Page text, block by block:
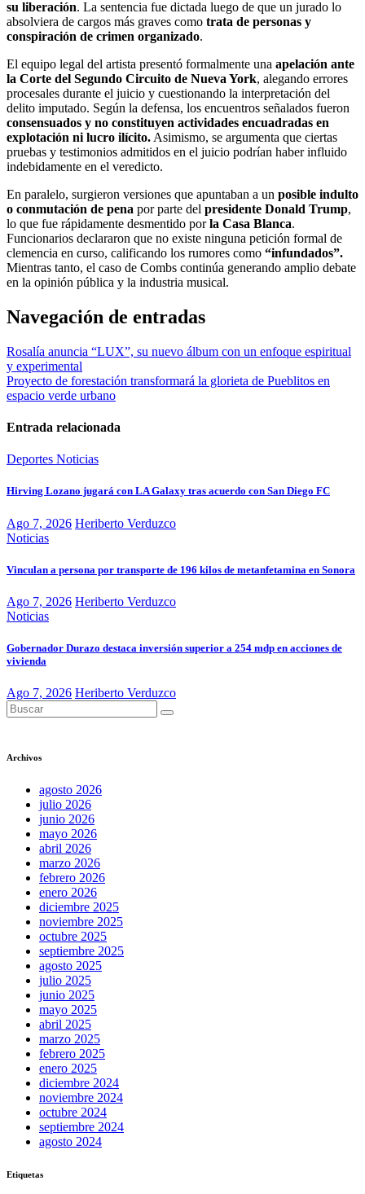
su liberación. La sentencia fue dictada luego de que un jurado lo
absolviera de cargos más graves como trata de personas y
conspiración de crimen organizado.
El equipo legal del artista presentó formalmente una apelación ante
la Corte del Segundo Circuito de Nueva York, alegando errores
procesales durante el juicio y cuestionando la interpretación del
delito imputado. Según la defensa, los encuentros señalados fueron
consensuados y no constituyen actividades encuadradas en
explotación ni lucro ilícito. Asimismo, se argumenta que ciertas
pruebas y testimonios admitidos en el juicio podrían haber influido
indebidamente en el veredicto.
En paralelo, surgieron versiones que apuntaban a un posible indulto
o conmutación de pena por parte del presidente Donald Trump,
lo que fue rápidamente desmentido porla Casa Blanca.
Funcionarios declararon que no existe ninguna petición formal de
clemencia en curso, calificando los rumores como “infundados”.
Mientras tanto, el caso de Combs continúa generando amplio debate
en la opinión pública y la industria musical.
Navegación de entradas
Rosalía anuncia “LUX”, su nuevo álbum con un enfoque espiritual
y experimental
Proyecto de forestación transformará la glorieta de Pueblitos en
espacio verde urbano
Entrada relacionada
Deportes Noticias
Hirving Lozano jugará con LA Galaxy tras acuerdo con San Diego FC
Ago 7, 2026 Heriberto Verduzco
Noticias
Vinculan a persona por transporte de 196 kilos de metanfetamina en Sonora
Ago 7, 2026 Heriberto Verduzco
Noticias
Gobernador Durazo destaca inversión superior a 254 mdp en acciones de
vivienda
Ago 7, 2026 Heriberto Verduzco
Archivos
agosto 2026
julio 2026
junio 2026
mayo 2026
abril 2026
marzo 2026
febrero 2026
enero 2026
diciembre 2025
noviembre 2025
octubre 2025
septiembre 2025
agosto 2025
julio 2025
junio 2025
mayo 2025
abril 2025
marzo 2025
febrero 2025
enero 2025
diciembre 2024
noviembre 2024
octubre 2024
septiembre 2024
agosto 2024
Etiquetas